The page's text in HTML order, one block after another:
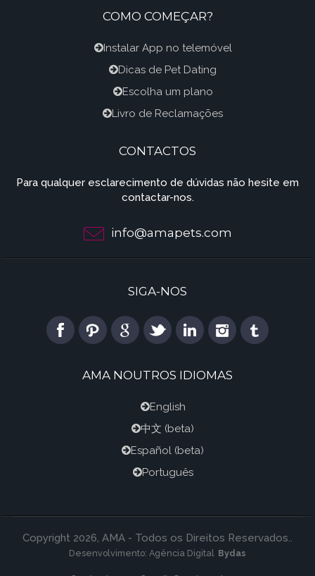
COMO COMEÇAR?
Instalar App no telemóvel
Dicas de Pet Dating
Escolha um plano
Livro de Reclamações
CONTACTOS
Para qualquer esclarecimento de dúvidas não hesite em
contactar-nos.
info@amapets.com
SIGA-NOS
AMA NOUTROS IDIOMAS
English
中文 (beta)
Español (beta)
Português
Copyright 2026, AMA - Todos os Direitos Reservados..
Desenvolvimento: Agência Digital Bydas